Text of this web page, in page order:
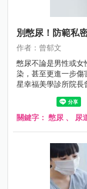
別憋尿！防範私
作者：曾郁文
憋尿不論是男性或女
染，甚至更進一步傷
星幸福美學診所院長
廁所，以避免感染
關鍵字： 憋尿 、 尿